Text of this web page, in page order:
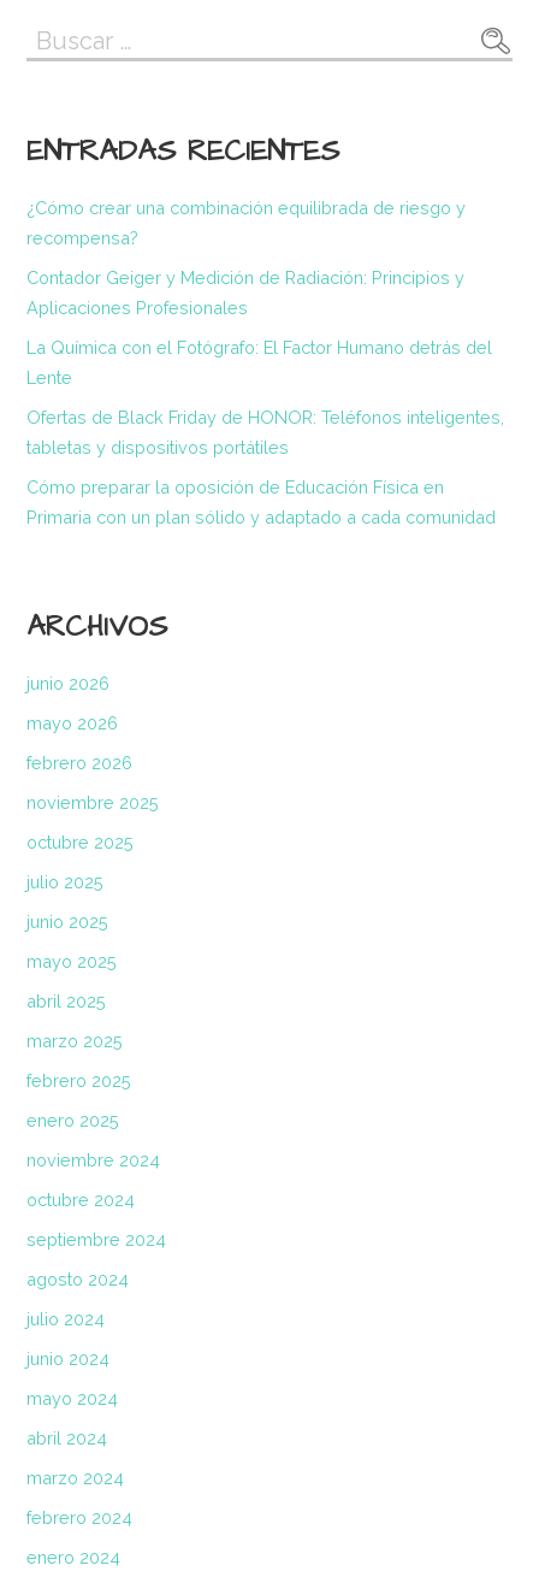
Buscar:
ENTRADAS RECIENTES
¿Cómo crear una combinación equilibrada de riesgo y
recompensa?
Contador Geiger y Medición de Radiación: Principios y
Aplicaciones Profesionales
La Química con el Fotógrafo: El Factor Humano detrás del
Lente
Ofertas de Black Friday de HONOR: Teléfonos inteligentes,
tabletas y dispositivos portátiles
Cómo preparar la oposición de Educación Física en
Primaria con un plan sólido y adaptado a cada comunidad
ARCHIVOS
junio 2026
mayo 2026
febrero 2026
noviembre 2025
octubre 2025
julio 2025
junio 2025
mayo 2025
abril 2025
marzo 2025
febrero 2025
enero 2025
noviembre 2024
octubre 2024
septiembre 2024
agosto 2024
julio 2024
junio 2024
mayo 2024
abril 2024
marzo 2024
febrero 2024
enero 2024